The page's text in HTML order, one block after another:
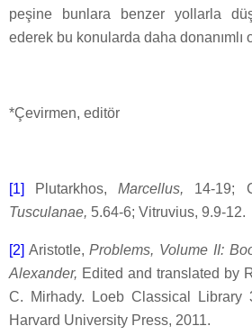
peşine bunlara benzer yollarla
ederek bu konularda daha donanımlı
*Çevirmen, editör
[1] Plutarkhos,Marcellus, 14-19;
Tusculanae, 5.64-6; Vitruvius, 9.9-12.
[2] Aristotle,Problems, Volume II:
Alexander, Edited and translated by
C. Mirhady. Loeb Classical Library
Harvard University Press, 2011.